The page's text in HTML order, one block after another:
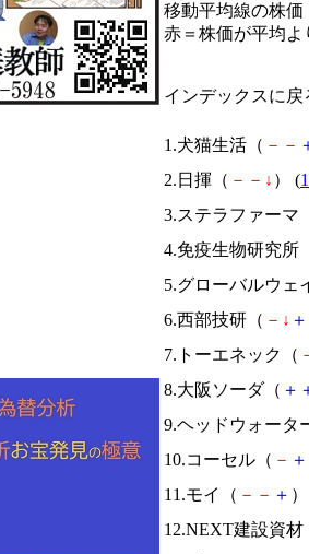
移動平均線の株価
赤＝株価が平均
インデックスに戻
1.犬猫生活（ － －
2.日揮（ － － ↓ ） (
3.ステラファーマ
4.免疫生物研究所
5.グローバルウェ
6.西部技研（ － ↓ ＋
7.トーエネック（
8.大阪ソーダ（ ＋
9.ヘッドウォータ
10.コーセル（ － ＋
11.モイ（ － － ＋
12.NEXT建設資材